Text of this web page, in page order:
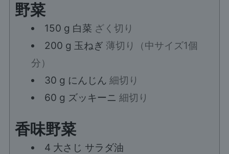
野菜
150 g 白菜 ざく切り
200 g 玉ねぎ 薄切り（中サイズ1個
分）
30 g にんじん 細切り
60 g ズッキーニ 細切り
香味野菜
4 大さじ サラダ油